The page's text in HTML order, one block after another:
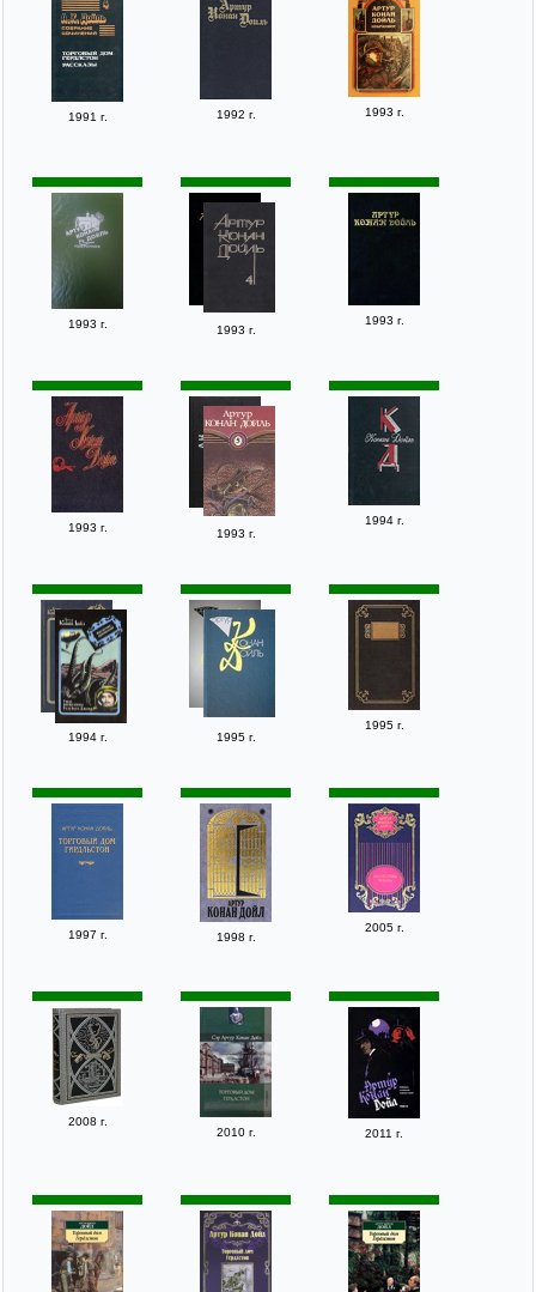
1991 г. 1992 г. 1993 г.
1993 г. 1993 г.
1993 г.
1993 г. 1993 г.
1994 г.
1994 г. 1995 г.
1995 г.
1997 г. 1998 г.
2005 г.
2008 г.
2010 г.
2011 г.